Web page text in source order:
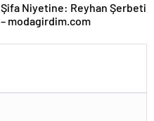
Şifa Niyetine: Reyhan Şerbeti
– modagirdim.com